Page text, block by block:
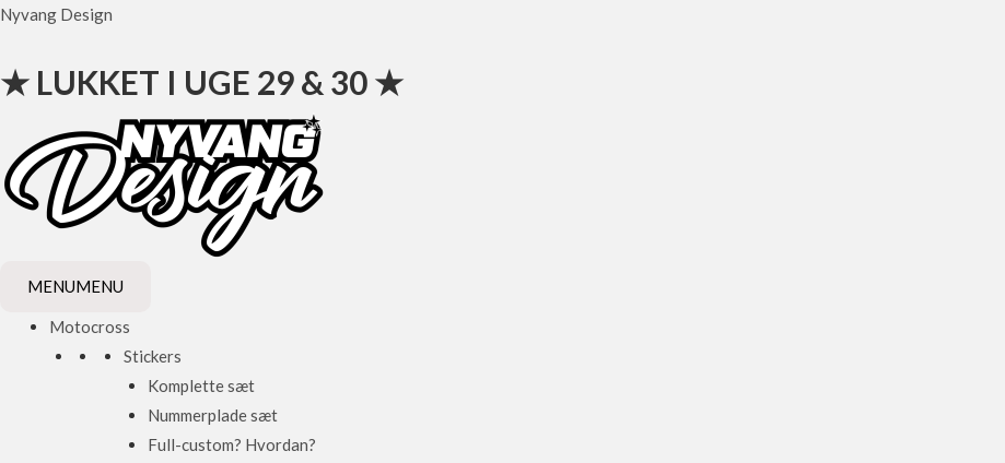
Gå
indholdet
Nyvang Design
★ LUKKET I UGE 29 & 30 ★
MENUMENU
Motocross
Stickers
Komplette sæt
Nummerplade sæt
Full-custom? Hvordan?